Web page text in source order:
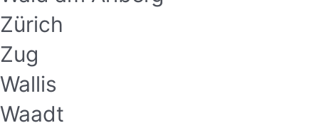
Zürich
Zug
Wallis
Waadt